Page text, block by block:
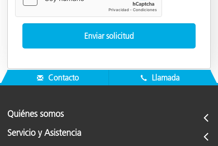
Contacto Llamada
Quiénes somos
Servicio y Asistencia